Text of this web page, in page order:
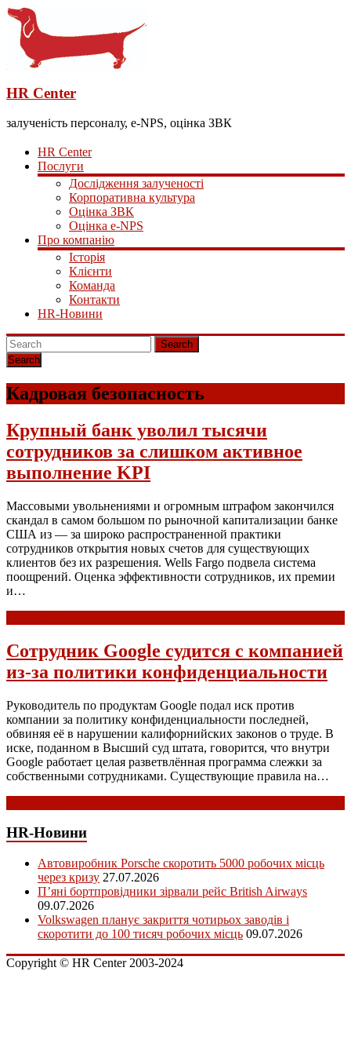
HR Center
залученість персоналу, e-NPS, оцінка ЗВК
HR Center
Послуги
Дослідження залученості
Корпоративна культура
Оцінка ЗВК
Оцінка e-NPS
Про компанію
Історія
Клієнти
Команда
Контакти
HR-Новини
Search
Кадровая безопасность
Крупный банк уволил тысячи
сотрудников за слишком активное
выполнение KPI
Массовыми увольнениями и огромным штрафом закончился
скандал в самом большом по рыночной капитализации банке
США из — за широко распространенной практики
сотрудников открытия новых счетов для существующих
клиентов без их разрешения. Wells Fargo подвела система
поощрений. Оценка эффективности сотрудников, их премии
и…
Сотрудник Google судится с компанией
из-за политики конфиденциальности
Руководитель по продуктам Google подал иск против
компании за политику конфиденциальности последней,
обвиняя её в нарушении калифорнийских законов о труде. В
иске, поданном в Высший суд штата, говорится, что внутри
Google работает целая разветвлённая программа слежки за
собственными сотрудниками. Существующие правила на…
HR-Новини
Автовиробник Porsche скоротить 5000 робочих місць
через кризу 27.07.2026
П’яні бортпровідники зірвали рейс British Airways
09.07.2026
Volkswagen планує закриття чотирьох заводів і
скоротити до 100 тисяч робочих місць 09.07.2026
Copyright © HR Center 2003-2024